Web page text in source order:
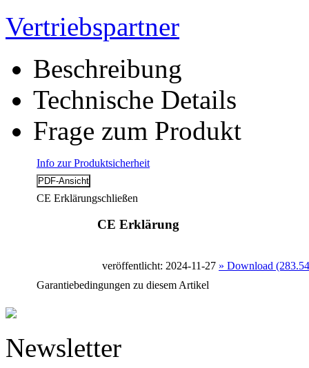
Vertriebspartner
Beschreibung
Technische Details
Frage zum Produkt
Info zur Produktsicherheit
CE Erklärungschließen
CE Erklärung
veröffentlicht: 2024-11-27 » Download
Garantiebedingungen zu diesem Artikel
Newsletter